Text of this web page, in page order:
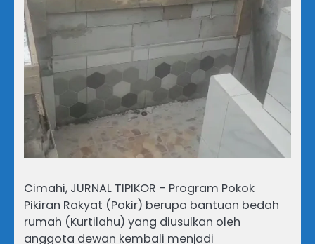
Cimahi, JURNAL TIPIKOR – Program Pokok
Pikiran Rakyat (Pokir) berupa bantuan bedah
rumah (Kurtilahu) yang diusulkan oleh
anggota dewan kembali menjadi